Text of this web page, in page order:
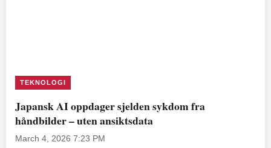
TEKNOLOGI
Japansk AI oppdager sjelden sykdom fra
håndbilder – uten ansiktsdata
March 4, 2026 7:23 PM